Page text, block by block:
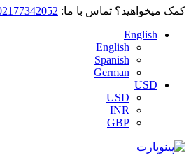
کمک میخواهید؟ تماس با ما:
English
English
Spanish
German
USD
USD
INR
GBP